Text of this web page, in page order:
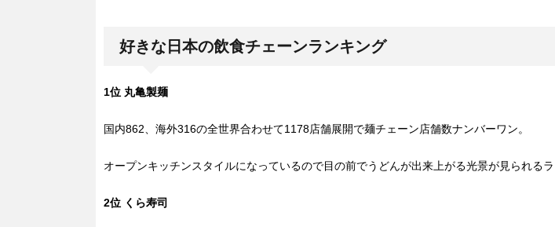
好きな日本の飲食チェーンランキング
1位 丸亀製麺
国内862、海外316の全世界合わせて1178店舗展開で麺チェーン店舗数ナンバーワン。
オープンキッチンスタイルになっているので目の前でうどんが出来上がる光景が見られるラ
2位 くら寿司